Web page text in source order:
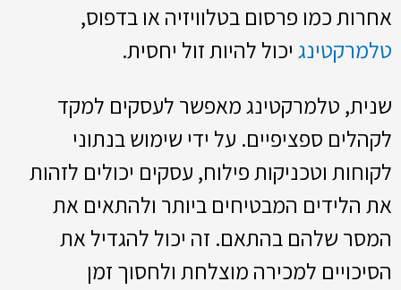
אחרות כמו פרסום בטלוויזיה או בדפוס,
טלמרקטינג יכול להיות זול יחסית.
שנית, טלמרקטינג מאפשר לעסקים למקד
לקהלים ספציפיים. על ידי שימוש בנתוני
לקוחות וטכניקות פילוח, עסקים יכולים לזהות
את הלידים המבטיחים ביותר ולהתאים את
המסר שלהם בהתאם. זה יכול להגדיל את
הסיכויים למכירה מוצלחת ולחסוך זמן